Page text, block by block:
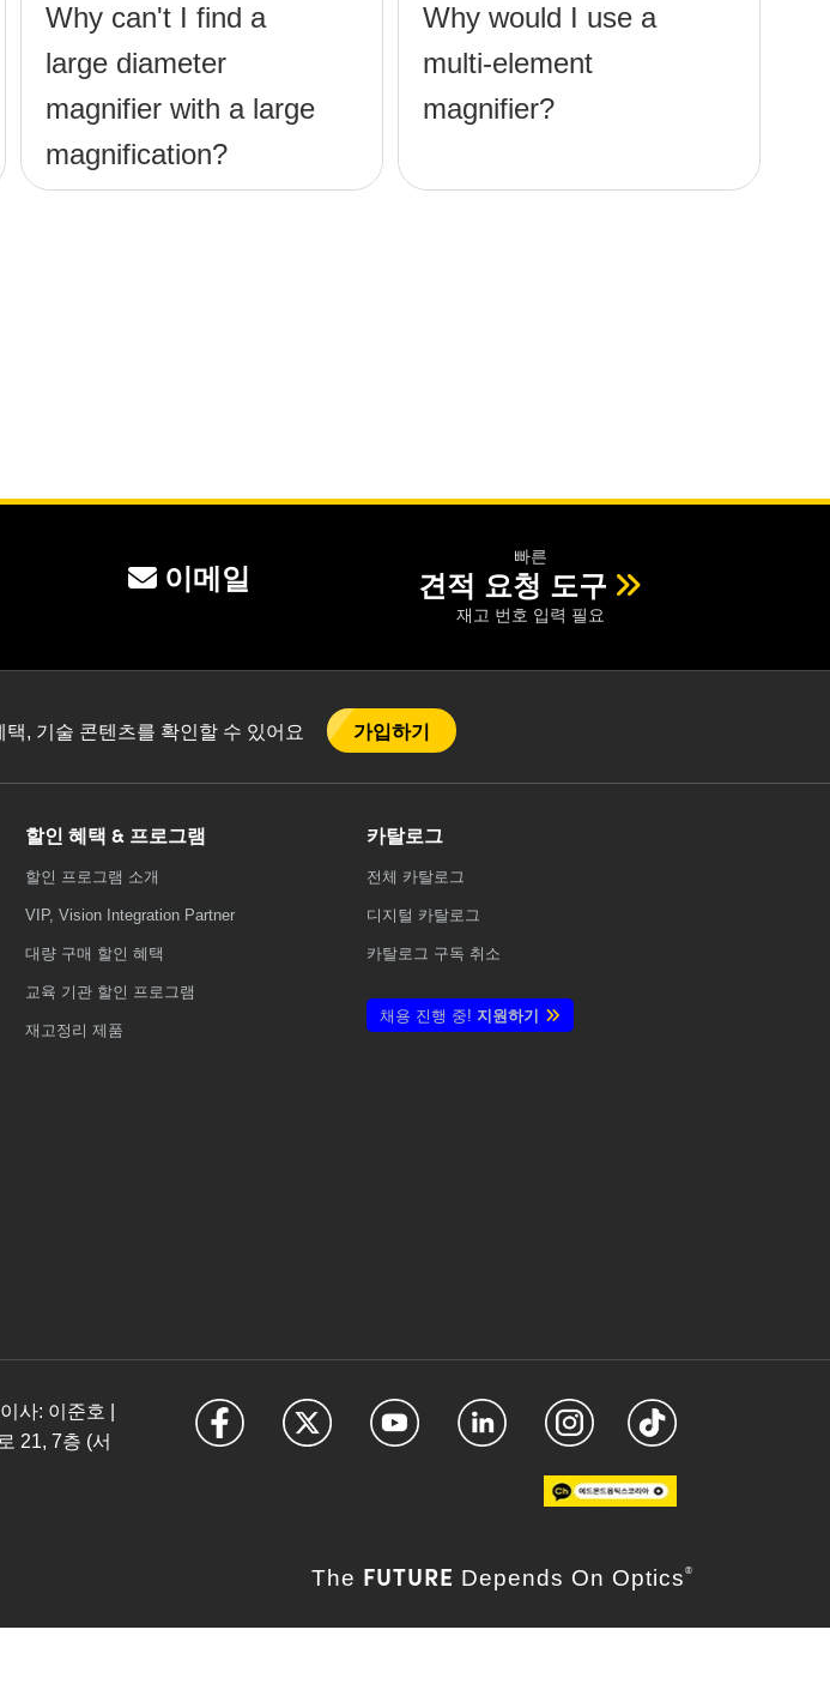
Why can't I find a
large diameter
magnifier with a large
magnification?
Why would I use a
multi-element
magnifier?
이메일
빠른
견적 요청 도구
재고 번호 입력 필요
, 기술 콘텐츠를 확인할 수 있어요 가입하기
할인 혜택 & 프로그램
할인 프로그램 소개
VIP, Vision Integration Partner
대량 구매 할인 혜택
교육 기관 할인 프로그램
재고정리 제품
카탈로그
전체 카탈로그
디지털 카탈로그
카탈로그 구독 취소
채용 진행 중! 지원하기
사: 이준호 |
21, 7층 (서
The FUTURE Depends On Optics ®